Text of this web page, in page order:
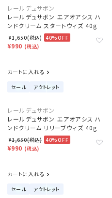
レールデュサボン
レールデュサボン エアオアシス ハ
ンドクリーム スタートウィズ 40g
¥1,650(税込) 40%OFF
¥990 (税込)
カートに入れる
セール アウトレット
レールデュサボン
レールデュサボン エアオアシス ハ
ンドクリーム リリーブウィズ 40g
¥1,650(税込) 40%OFF
¥990 (税込)
カートに入れる
セール アウトレット